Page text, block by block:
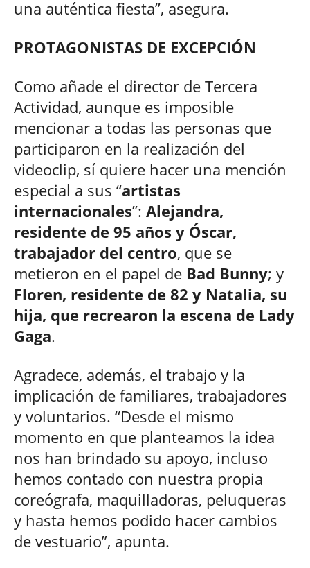
una auténtica fiesta”, asegura.
PROTAGONISTAS DE EXCEPCIÓN
Como añade el director de Tercera
Actividad, aunque es imposible
mencionar a todas las personas que
participaron en la realización del
videoclip, sí quiere hacer una mención
especial a sus “artistas
internacionales”: Alejandra,
residente de 95 años y Óscar,
trabajador del centro, que se
metieron en el papel de Bad Bunny; y
Floren, residente de 82 y Natalia, su
hija, que recrearon la escena de Lady
Gaga.
Agradece, además, el trabajo y la
implicación de familiares, trabajadores
y voluntarios. “Desde el mismo
momento en que planteamos la idea
nos han brindado su apoyo, incluso
hemos contado con nuestra propia
coreógrafa, maquilladoras, peluqueras
y hasta hemos podido hacer cambios
de vestuario”, apunta.